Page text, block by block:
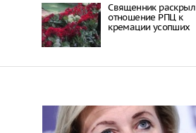
Священник раскрыл
отношение РПЦ к
кремации усопших